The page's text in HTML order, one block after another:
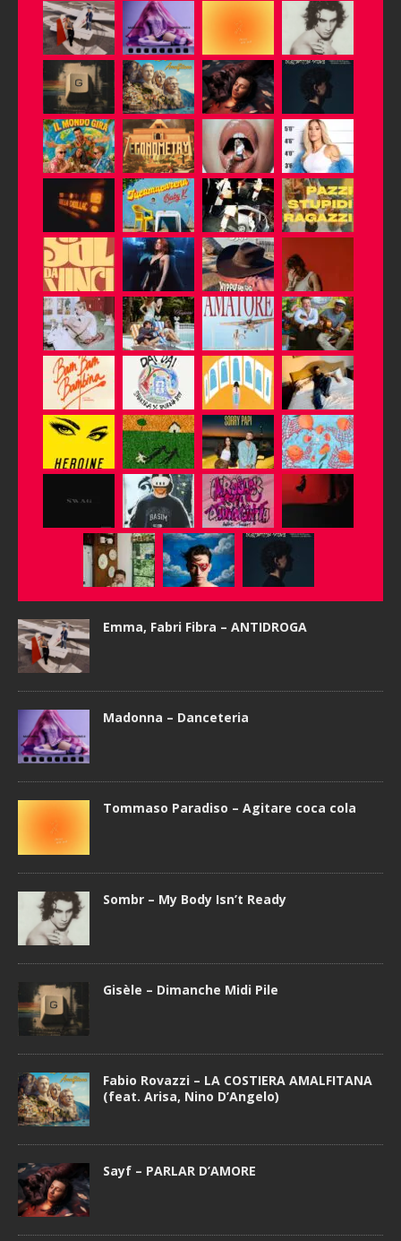
Emma, Fabri Fibra – ANTIDROGA
Madonna – Danceteria
Tommaso Paradiso – Agitare coca cola
Sombr – My Body Isn’t Ready
Gisèle – Dimanche Midi Pile
Fabio Rovazzi – LA COSTIERA AMALFITANA
(feat. Arisa, Nino D’Angelo)
Sayf – PARLAR D’AMORE